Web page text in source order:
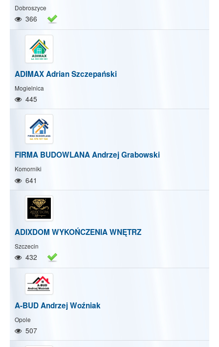
Dobroszyce
366
ADIMAX Adrian Szczepański
Mogielnica
445
FIRMA BUDOWLANA Andrzej Grabowski
Komorniki
641
ADIXDOM WYKOŃCZENIA WNĘTRZ
Szczecin
432
A-BUD Andrzej Woźniak
Opole
507